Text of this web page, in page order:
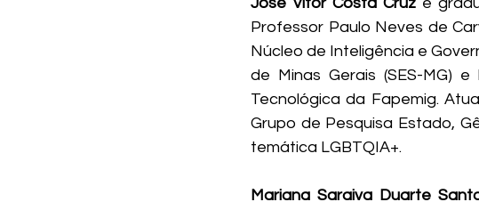
Professor Paulo Neves de
Núcleo de Inteligência e
de Minas Gerais (SES-MG)
Tecnológica da Fapemig.
Grupo de Pesquisa Estado,
temática LGBTQIA+.
Mariana Saraiva Duarte